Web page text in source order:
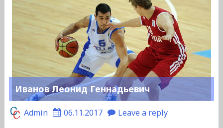
Иванов Леонид Геннадьевич
Admin 06.11.2017 Leave a reply